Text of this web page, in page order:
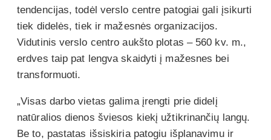
tendencijas, todėl verslo centre patogiai gali įsikurti
tiek didelės, tiek ir mažesnės organizacijos.
Vidutinis verslo centro aukšto plotas – 560 kv. m.,
erdves taip pat lengva skaidyti į mažesnes bei
transformuoti.
„Visas darbo vietas galima įrengti prie didelį
natūralios dienos šviesos kiekį užtikrinančių langų.
Be to, pastatas išsiskiria patogiu išplanavimu ir